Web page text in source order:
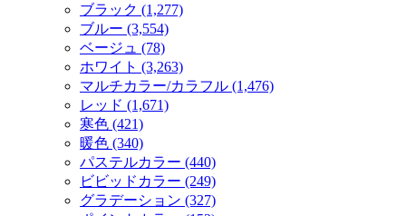
ブラック (1,277)
ブルー (3,554)
ベージュ (78)
ホワイト (3,263)
マルチカラー/カラフル (1,476)
レッド (1,671)
寒色 (421)
暖色 (340)
パステルカラー (440)
ビビッドカラー (249)
グラデーション (327)